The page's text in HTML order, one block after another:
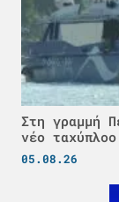
Στη γραμμή
νέο
05.08.26